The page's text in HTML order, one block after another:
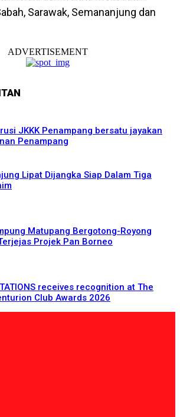
Sarawak, Semananjung dan
ADVERTISEMENT
JKKK Penampang bersatu jayakan
Penampang
Lipat Dijangka Siap Dalam Tiga
Matupang Bergotong-Royong
Projek Pan Borneo
receives recognition at The
Club Awards 2026